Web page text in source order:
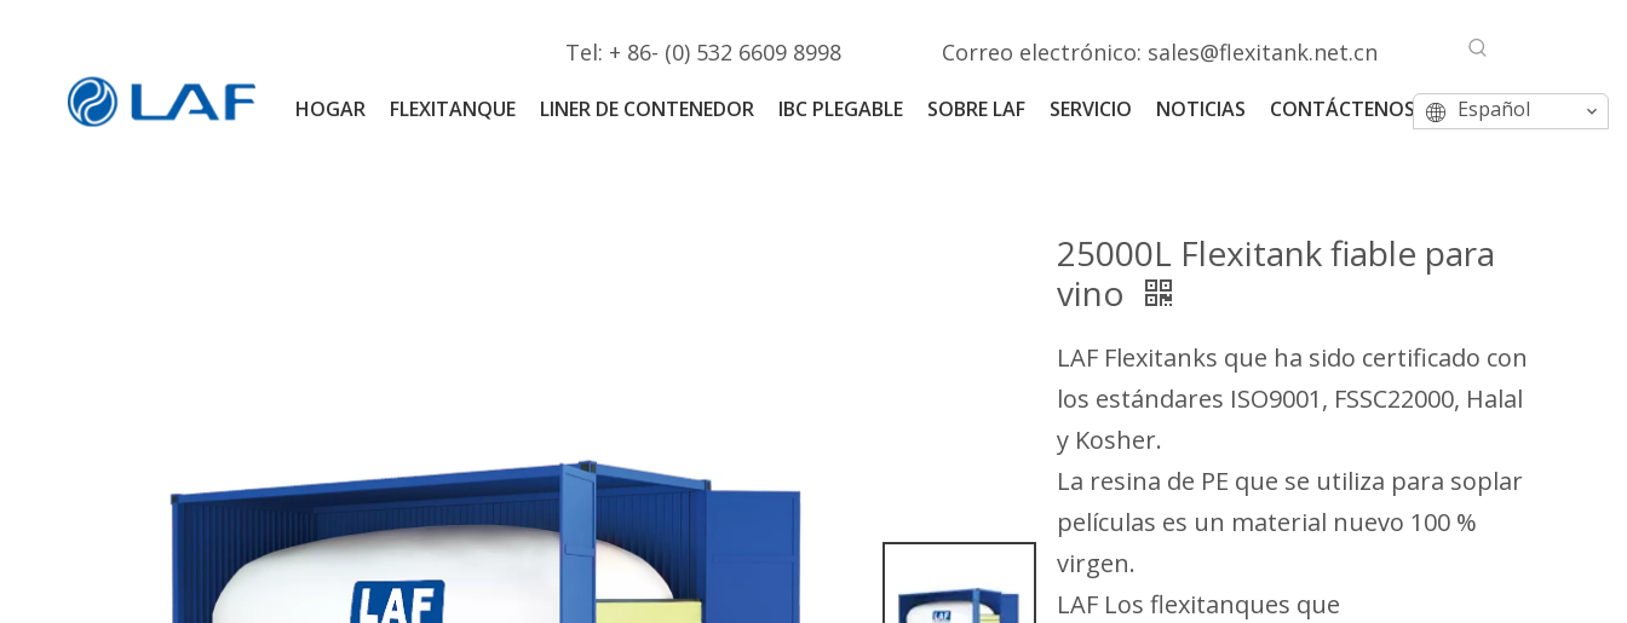
Tel: + 86- (0) 532 6609 8998 Correo electrónico: sales@flexitank.net.cn
HOGAR FLEXITANQUE LINER DE CONTENEDOR IBC PLEGABLE SOBRE LAF SERVICIO NOTICIAS CONTÁCTENOS Español
25000L Flexitank fiable para
vino
LAF Flexitanks que ha sido certificado con
los estándares ISO9001, FSSC22000, Halal
y Kosher.
La resina de PE que se utiliza para soplar
películas es un material nuevo 100 %
virgen.
LAF Los flexitanques que